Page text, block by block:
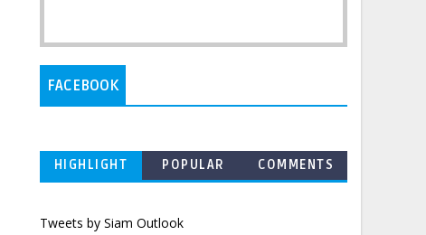
FACEBOOK
HIGHLIGHT POPULAR COMMENTS
Tweets by Siam Outlook